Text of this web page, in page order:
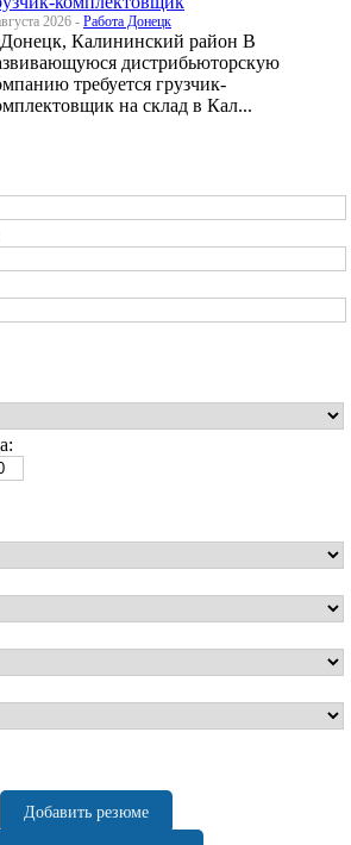
2026 - Работа Донецк
Донецк, Калининский район В
дистрибьюторскую
требуется грузчик-
на склад в Кал...
Добавить резюме